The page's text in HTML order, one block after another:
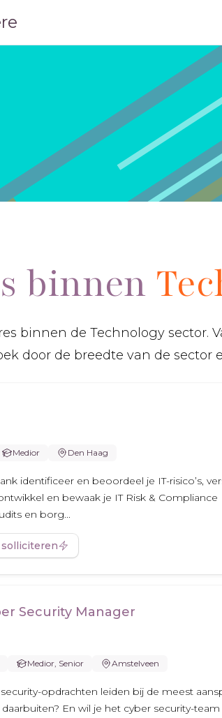
binnen
binnen de Technology sector.
door de breedte van de sector
Medior Den Haag
identificeer en beoordeel je IT-risico’s,
en bewaak je IT Risk & Compliance
en borg...
Security Manager
Medior, Senior Amstelveen
opdrachten leiden bij de meest
En wil je het cyber security-team